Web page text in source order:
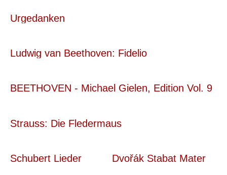
Urgedanken
Ludwig van Beethoven: Fidelio
BEETHOVEN - Michael Gielen, Edition Vol. 9
Strauss: Die Fledermaus
Schubert Lieder Dvořák Stabat Mater